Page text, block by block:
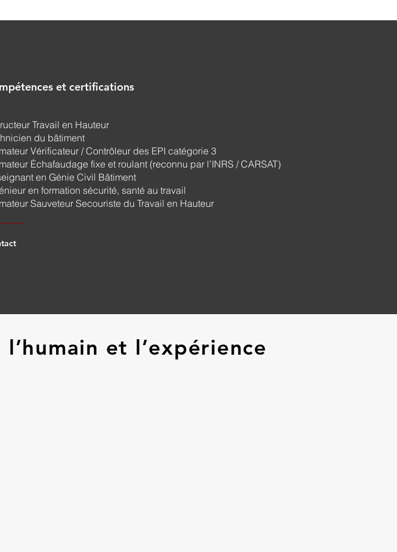
et certifications
Travail en Hauteur
du bâtiment
Vérificateur / Contrôleur des EPI catégorie 3
Échafaudage fixe et roulant (reconnu par l’INRS / CARSAT)
en Génie Civil Bâtiment
en formation sécurité, santé au travail
Sauveteur Secouriste du Travail en Hauteur
et l’expérience